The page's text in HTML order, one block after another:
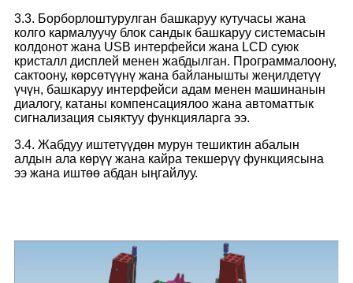
3.3. Борборлоштурулган башкаруу кутучасы жана
колго кармалуучу блок сандык башкаруу системасын
колдонот жана USB интерфейси жана LCD суюк
кристалл дисплей менен жабдылган. Программалоону,
сактоону, көрсөтүүнү жана байланышты жеңилдетүү
үчүн, башкаруу интерфейси адам менен машинанын
диалогу, катаны компенсациялоо жана автоматтык
сигнализация сыяктуу функцияларга ээ.
3.4. Жабдуу иштетүүдөн мурун тешиктин абалын
алдын ала көрүү жана кайра текшерүү функциясына
ээ жана иштөө абдан ыңгайлуу.